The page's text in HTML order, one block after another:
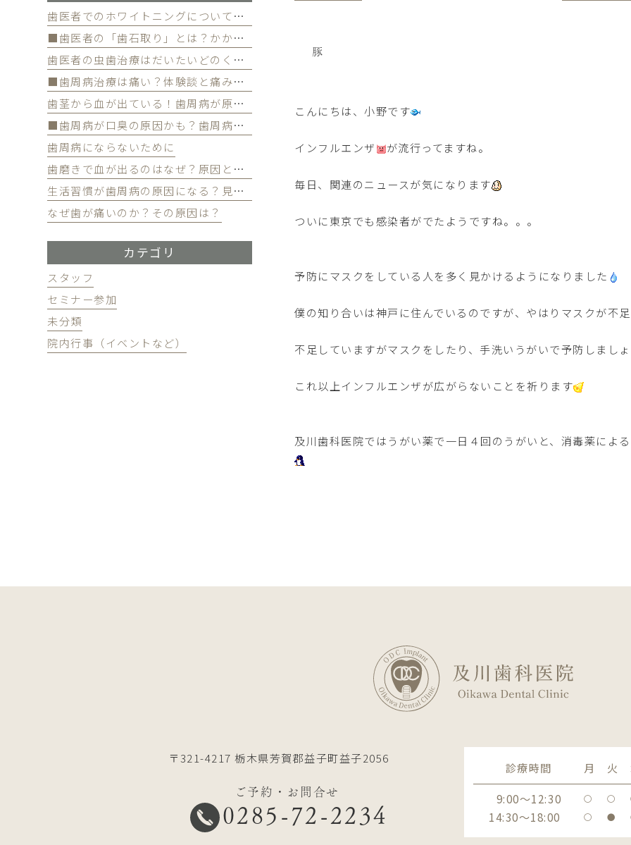
豚
こんにちは、小野です
インフルエンザ が流行ってますね。
毎日、関連のニュースが気になります
ついに東京でも感染者がでたようですね。。。
予防にマスクをしている人を多く見かけるようになりました
僕の知り合いは神戸に住んでいるのですが、やはりマスクが不
不足していますがマスクをしたり、手洗いうがいで予防しましょ
これ以上インフルエンザが広がらないことを祈ります
及川歯科医院ではうがい薬で一日４回のうがいと、消毒薬によ
歯医者でのホワイトニングについて徹底解
■歯医者の「歯石取り」とは？かかる費用について
歯医者の虫歯治療はだいたいどのくらい期間かかる？
■歯周病治療は痛い？体験談と痛みを軽減する方法
歯茎から血が出ている！歯周病が原因かも
■歯周病が口臭の原因かも？歯周病と口臭の関係について
歯周病にならないために
歯磨きで血が出るのはなぜ？原因と対策を解説
生活習慣が歯周病の原因になる？見直すべき習慣とは？
なぜ歯が痛いのか？その原因は？
カテゴリ
スタッフ
セミナー参加
未分類
院内行事（イベントなど）
〒321-4217 栃木県芳賀郡益子町益子2056
ご予約・お問合せ
0285-72-2234
診療時間 月 火
9:00～12:30
〇 〇
14:30～18:00 〇 ●